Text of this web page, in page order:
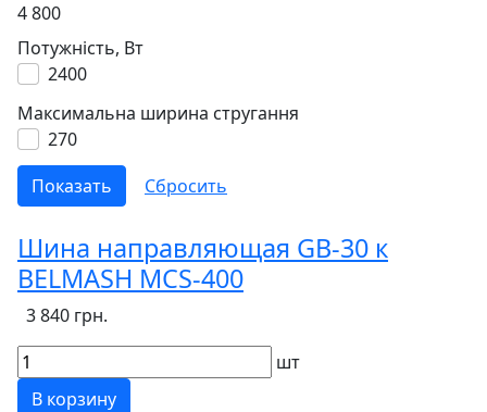
4 800
Потужність, Вт
2400
Максимальна ширина стругання
270
Шина направляющая GB-30 к
BELMASH MCS-400
3 840 грн.
шт
В корзину